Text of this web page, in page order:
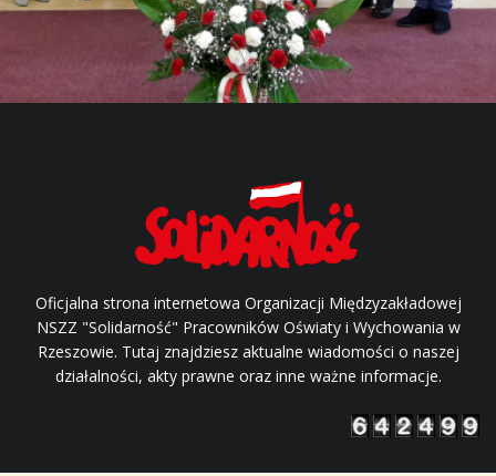
Oficjalna strona internetowa Organizacji Międzyzakładowej
NSZZ "Solidarność" Pracowników Oświaty i Wychowania w
Rzeszowie. Tutaj znajdziesz aktualne wiadomości o naszej
działalności, akty prawne oraz inne ważne informacje.